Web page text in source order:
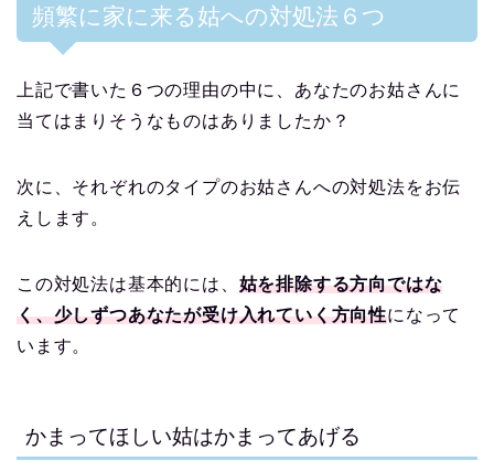
頻繁に家に来る姑への対処法６つ
上記で書いた６つの理由の中に、あなたのお姑さんに
当てはまりそうなものはありましたか？
次に、それぞれのタイプのお姑さんへの対処法をお伝
えします。
この対処法は基本的には、 姑を排除する方向ではな
く、少しずつあなたが受け入れていく方向性になって
います。
かまってほしい姑はかまってあげる